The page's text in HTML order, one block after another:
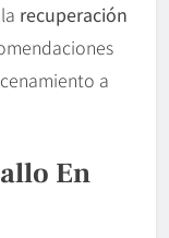
recuperación
a
En